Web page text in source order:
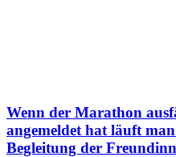
Wenn der Marathon
angemeldet hat läuft
Begleitung der